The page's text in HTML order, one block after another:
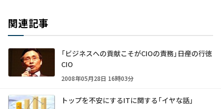
関連記事
「ビジネスへの貢献こそがCIOの責務」――日産の行徳
CIO
2008年05月28日 16時03分
トップを不安にするITに関する「イヤな話」